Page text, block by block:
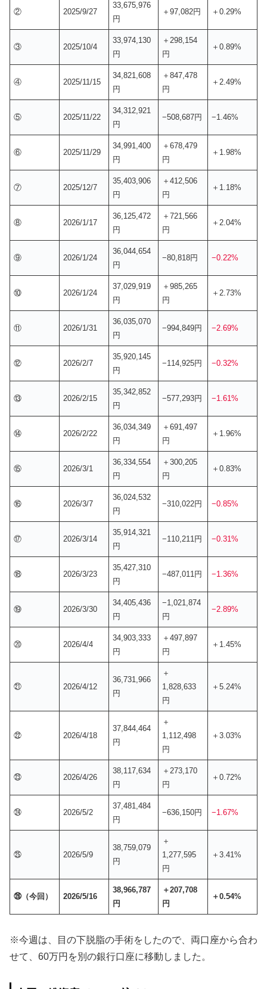
② 2025/9/27
33,675,976
円
＋97,082円 ＋0.29%
③ 2025/10/4
33,974,130
円
＋298,154
円
＋0.89%
④ 2025/11/15
34,821,608
円
＋847,478
円
＋2.49%
⑤ 2025/11/22
34,312,921
円
−508,687円 −1.46%
⑥ 2025/11/29
34,991,400
円
＋678,479
円
＋1.98%
⑦ 2025/12/7
35,403,906
円
＋412,506
円
＋1.18%
⑧ 2026/1/17
36,125,472
円
＋721,566
円
＋2.04%
⑨ 2026/1/24
36,044,654
円
−80,818円 −0.22%
⑩ 2026/1/24
37,029,919
円
＋985,265
円
＋2.73%
⑪ 2026/1/31
36,035,070
円
−994,849円 −2.69%
⑫ 2026/2/7
35,920,145
円
−114,925円 −0.32%
⑬ 2026/2/15
35,342,852
円
−577,293円 −1.61%
⑭ 2026/2/22
36,034,349
円
＋691,497
円
＋1.96%
⑮ 2026/3/1
36,334,554
円
＋300,205
円
＋0.83%
⑯ 2026/3/7
36,024,532
円
−310,022円 −0.85%
⑰ 2026/3/14
35,914,321
円
−110,211円 −0.31%
⑱ 2026/3/23
35,427,310
円
−487,011円 −1.36%
⑲ 2026/3/30
34,405,436
円
−1,021,874
円
−2.89%
⑳ 2026/4/4
34,903,333
円
＋497,897
円
＋1.45%
㉑ 2026/4/12
36,731,966
円
＋
1,828,633
円
＋5.24%
㉒ 2026/4/18
37,844,464
円
＋
1,112,498
円
＋3.03%
㉓ 2026/4/26
38,117,634
円
＋273,170
円
＋0.72%
㉔ 2026/5/2
37,481,484
円
−636,150円 −1.67%
㉕ 2026/5/9
38,759,079
円
＋
1,277,595
円
＋3.41%
㉖（今回） 2026/5/16
38,966,787
円
＋207,708
円
＋0.54%
※今週は、目の下脱脂の手術をしたので、両口座から合わ
せて、60万円を別の銀行口座に移動しました。